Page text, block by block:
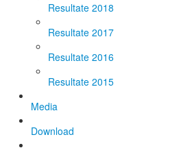
Resultate 2018
Resultate 2017
Resultate 2016
Resultate 2015
Media
Download